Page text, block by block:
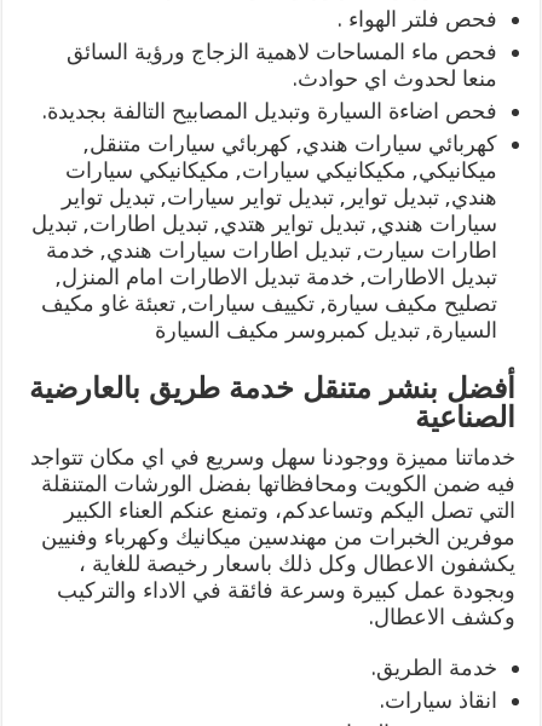
فحص فلتر الهواء .
فحص ماء المساحات لاهمية الزجاج ورؤية السائق
منعا لحدوث اي حوادث.
فحص اضاءة السيارة وتبديل المصابيح التالفة بجديدة.
كهربائي سيارات هندي, كهربائي سيارات متنقل,
ميكانيكي, مكيكانيكي سيارات, مكيكانيكي سيارات
هندي, تبديل تواير, تبديل تواير سيارات, تبديل تواير
سيارات هندي, تبديل تواير هتدي, تبديل اطارات, تبديل
اطارات سيارت, تبديل اطارات سيارات هندي, خدمة
تبديل الاطارات, خدمة تبديل الاطارات امام المنزل,
تصليح مكيف سيارة, تكييف سيارات, تعبئة غاو مكيف
السيارة, تبديل كمبروسر مكيف السيارة
أفضل بنشر متنقل خدمة طريق بالعارضية
الصناعية
خدماتنا مميزة ووجودنا سهل وسريع في اي مكان تتواجد
فيه ضمن الكويت ومحافظاتها بفضل الورشات المتنقلة
التي تصل اليكم وتساعدكم، وتمنع عنكم العناء الكبير
موفرين الخبرات من مهندسين ميكانيك وكهرباء وفنيين
يكشفون الاعطال وكل ذلك باسعار رخيصة للغاية ،
وبجودة عمل كبيرة وسرعة فائقة في الاداء والتركيب
وكشف الاعطال.
خدمة الطريق.
انقاذ سيارات.